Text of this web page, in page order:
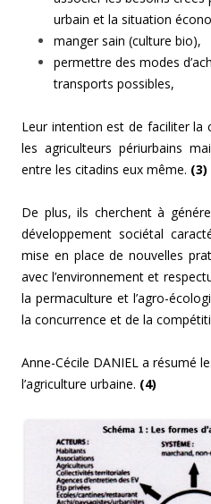
urbain et la situation
manger sain (culture bio),
permettre des modes
transports possibles,
Leur intention est de faciliter la
les agriculteurs périurbains
entre les citadins eux même. (3)
De plus, ils cherchent à
développement sociétal
mise en place de nouvelles
avec l’environnement et
la permaculture et l’agro-
la concurrence et de la
Anne-Cécile DANIEL a résumé
l’agriculture urbaine. (4)